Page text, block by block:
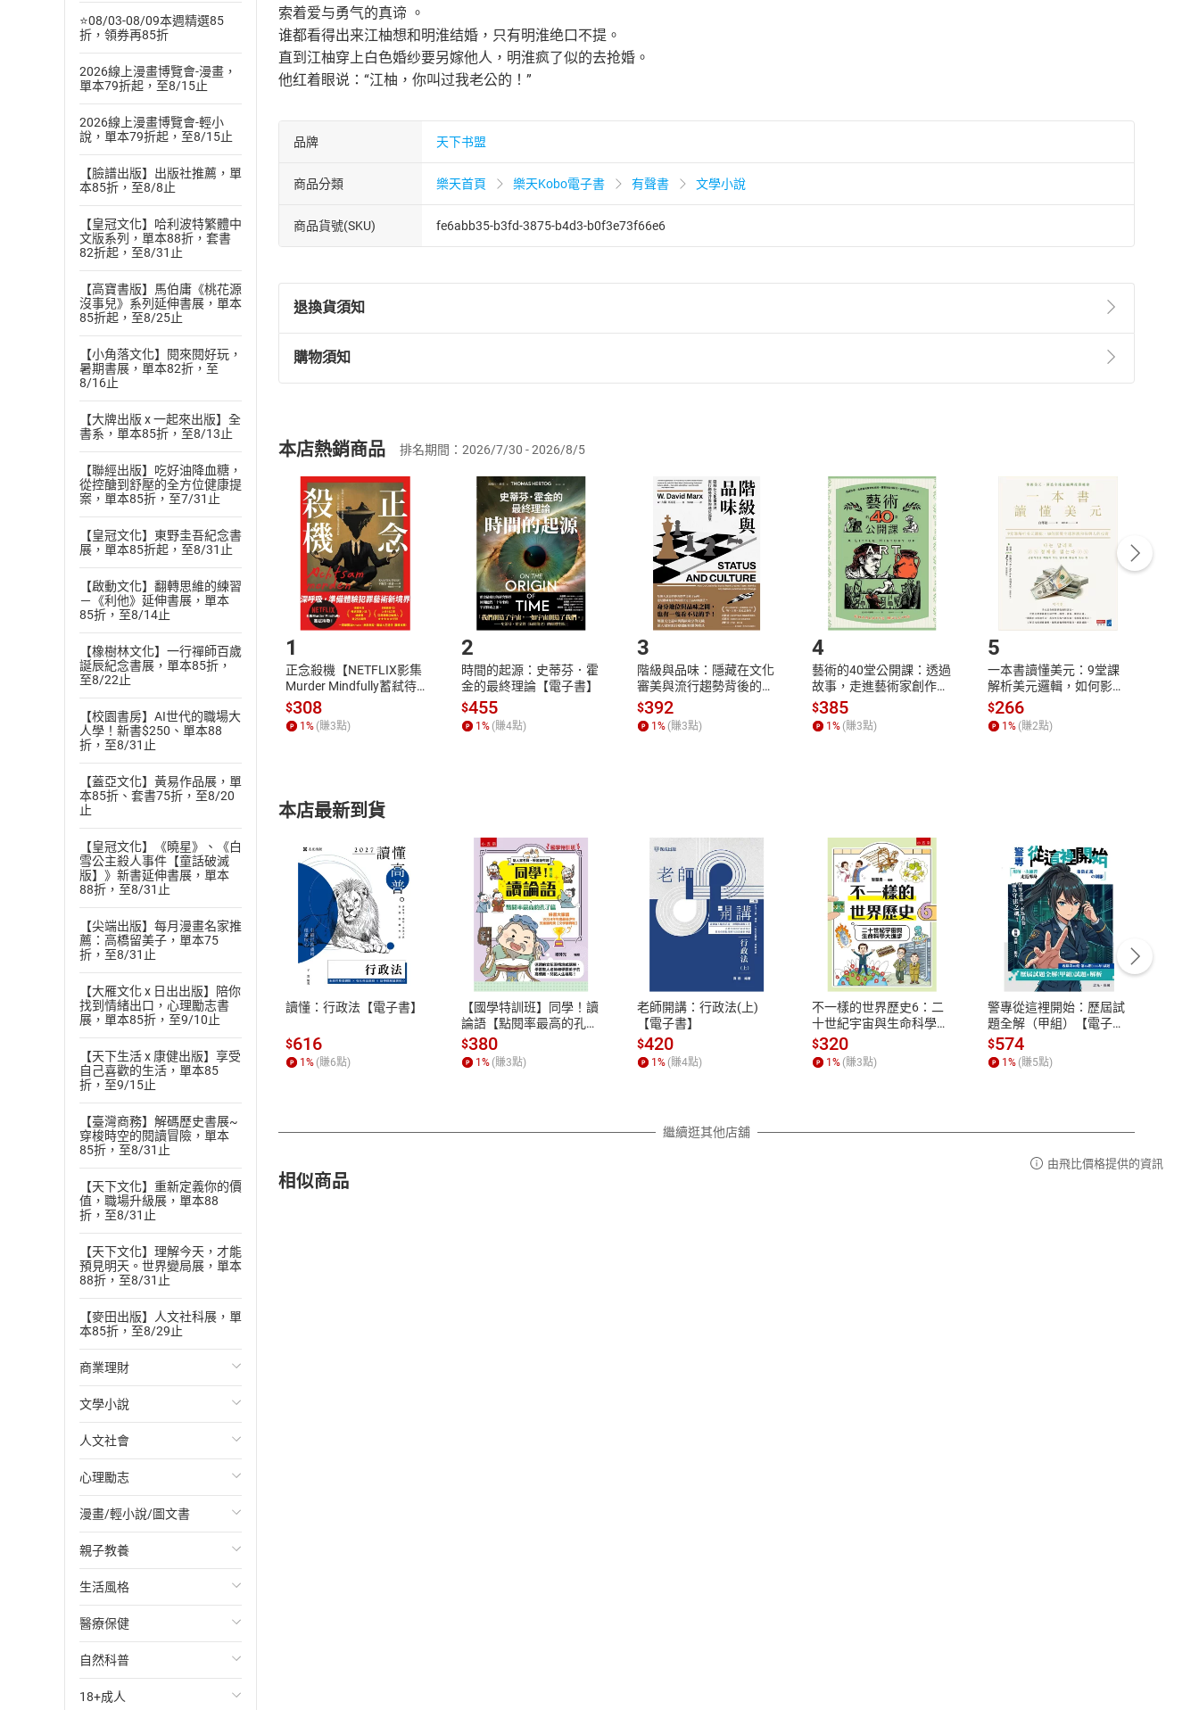
⭐08/03-08/09本週精選85
折，領券再85折
2026線上漫畫博覽會-漫畫，
單本79折起，至8/15止
2026線上漫畫博覽會-輕小
說，單本79折起，至8/15止
【臉譜出版】出版社推薦，單
本85折，至8/8止
【皇冠文化】哈利波特繁體中
文版系列，單本88折，套書
82折起，至8/31止
【高寶書版】馬伯庸《桃花源
沒事兒》系列延伸書展，單本
85折起，至8/25止
【小角落文化】閱來閱好玩，
暑期書展，單本82折，至
8/16止
【大牌出版 x 一起來出版】全
書系，單本85折，至8/13止
【聯經出版】吃好油降血糖，
從控醣到舒壓的全方位健康提
案，單本85折，至7/31止
【皇冠文化】東野圭吾紀念書
展，單本85折起，至8/31止
【啟動文化】翻轉思維的練習
－《利他》延伸書展，單本
85折，至8/14止
【橡樹林文化】一行禪師百歲
誕辰紀念書展，單本85折，
至8/22止
【校園書房】AI世代的職場大
人學！新書$250、單本88
折，至8/31止
【蓋亞文化】黃易作品展，單
本85折、套書75折，至8/20
止
【皇冠文化】《曉星》、《白
雪公主殺人事件【童話破滅
版】》新書延伸書展，單本
88折，至8/31止
【尖端出版】每月漫畫名家推
薦：高橋留美子，單本75
折，至8/31止
【大雁文化 x 日出出版】陪你
找到情緒出口，心理勵志書
展，單本85折，至9/10止
【天下生活 x 康健出版】享受
自己喜歡的生活，單本85
折，至9/15止
【臺灣商務】解碼歷史書展~
穿梭時空的閱讀冒險，單本
85折，至8/31止
【天下文化】重新定義你的價
值，職場升級展，單本88
折，至8/31止
【天下文化】理解今天，才能
預見明天。世界變局展，單本
88折，至8/31止
【麥田出版】人文社科展，單
本85折，至8/29止
商業理財
投資理財
經濟/趨勢
財務/金融
管理/領導
職場工作術
成功法
行銷/廣告
傳記
商務/商學
文學小說
歐美文學
日本文學
韓國文學
華文文學
經典文學
成長/家庭生活小說
懸疑/推理小說
科幻/奇幻小說
人文社會
國際關係
政治
社會科學
台灣/中國歷史
日/韓歷史
其他歷史/史學
法律
心理勵志
心靈成長/情緒
人際關係
兩性關係
心理學
漫畫/輕小說/圖文書
輕小說
奇幻/科幻
愛情故事
職場/社會寫實
懸疑/推理
親子教養
教育現場
兒童文學/故事
兒童科普/學習
育兒百科
生活風格
飲食/食譜
健身/美顏
運動/遊戲
醫療保健
健康/養生
常見疾病
自然科普
生物科學
18+成人
索着爱与勇气的真谛 。
谁都看得出来江柚想和明淮结婚，只有明淮绝口不提。
直到江柚穿上白色婚纱要另嫁他人，明淮疯了似的去抢婚。
他红着眼说：“江柚，你叫过我老公的！”
品牌 天下书盟
商品分類 樂天首頁 樂天Kobo電子書 有聲書 文學小說
商品貨號(SKU) fe6abb35-b3fd-3875-b4d3-b0f3e73f66e6
退換貨須知
退換貨規定：
(一)依消費者保護法第19條第1項後段暨通訊交易解除權合理例外情事適用準則第2條第5款之規定，「非以有形媒介提供之數位
(二)消費者訂購本店鋪之商品即代表知悉本店鋪所銷售之商品為電子書，屬非以有形媒介提供之數位內容，消費者同意若訂購後
且已下載/存取電子書，不得請求退貨退款。
退貨方式：您欲取消訂單或辦理退貨時，請登入樂天市場，並於「我的訂單」中點選「瀏覽訂單明細」
「申請取消訂單/ 退
貨」，本店鋪將依您的申請進行審核，待審核通過後將為您辦理退款事宜。
請注意，樂天市場須以整筆訂單為單位進行取消/退貨，恕無法以單支商品取消/退貨。
購物須知
挑選商品
Choose
放入購物車
Shopping cart
登入帳號
Login
付款方式
Payment
完成訂單
Complete
購書後，如何開始使用？
Step1.選擇閱讀載具 Step2.登入帳號，下載書籍後看書
付款方式
ATM轉帳、信用卡、LINE PAY、AFTEE
退換貨規範
本店是否提供消費者保護法七日猶豫期
之權利，遽消費者保護法及通訊交易解
除權合理例外情事適用準則，依商品性
質各有不同規定。詳細退換貨說明請參
照各商品說明。
客服資訊
服務時間：週一到週五 10:00-12:00、
13:00-17:00 (國定假日及例假日休息)
客服電話：0080-1857077
本店熱銷商品 排名期間：2026/7/30 - 2026/8/5
1
正念殺機【NETFLIX影集
Murder Mindfully蓄弒待
發】【電子書】
$308
1% (賺3點)
2
時間的起源：史蒂芬．霍
金的最終理論【電子書】
$455
1% (賺4點)
3
階級與品味：隱藏在文化
審美與流行趨勢背後的地
位渴望【電子書】
$392
1% (賺3點)
4
藝術的40堂公開課：透過
故事，走進藝術家創作現
場，看藝術如何誕生、如
何形塑人類生活【電子
書】
$385
1% (賺3點)
5
一本書讀懂美元：9堂課
解析美元邏輯，如何影響
全球經濟和每個人的投資
【電子書】
$266
1% (賺2點)
本店最新到貨
讀懂：行政法【電子書】
$616
1 % (賺6點)
【國學特訓班】同學！讀
論語【點閱率最高的孔子
篇】逗趣的文配圖情境式
講解，學習聖人老師和學
霸弟子的高情商，開拓人
$380
1 % (賺3點)
老師開講：行政法(上)
【電子書】
$420
1 % (賺4點)
不一樣的世界歷史6：二
十世紀宇宙與生命科學大
進步【電子書】
$320
1% (賺3點)
警專從這裡開始：歷屆試
題全解（甲組）【電子
書】
$574
1% (賺5點)
繼續逛其他店舖
相似商品
由飛比價格提供的資訊